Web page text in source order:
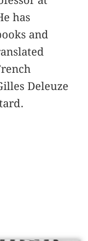
has
and
Deleuze